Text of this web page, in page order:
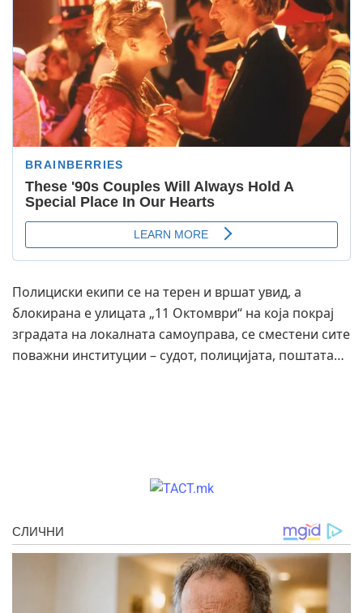
Полициски екипи се на терен и вршат увид, а
блокирана е улицата „11 Октомври“ на која покрај
зградата на локалната самоуправа, се сместени сите
поважни институции – судот, полицијата, поштата…